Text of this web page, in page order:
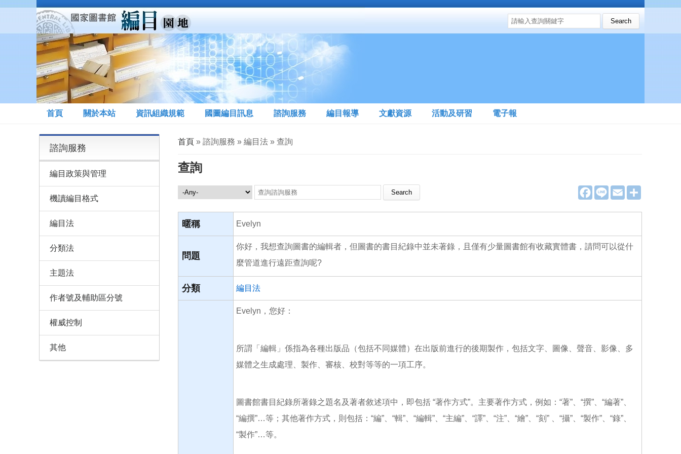
移至主內容
搜尋表單
Search this site
首頁 關於本站 資訊組織規範 國圖編目訊息 諮詢服務 編目報導 文獻資源 活動及研習 電子報
您在這裡
首頁» 諮詢服務 » 編目法 » 查詢
查詢
F
a
e
o
k
L
e
E
m
i
諮詢服務 Search this site
暱稱 Evelyn
問題
你好，我想查詢圖書的編輯者，但圖書的書目紀錄中並未著錄，且僅有少量圖書館有收藏實體書，請問可以從什
麼管道進行遠距查詢呢?
分類 編目法
Evelyn，您好：
所謂「編輯」係指為各種出版品（包括不同媒體）在出版前進行的後期製作，包括文字、圖像、聲音、影像、多
媒體之生成處理、製作、審核、校對等等的一項工序。
圖書館書目紀錄所著錄之題名及著者敘述項中，即包括 “著作方式”。主要著作方式，例如：“著”、“撰”、“編著”、
“編撰”…等；其他著作方式，則包括：“編”、“輯”、“編輯”、“主編”、“譯”、“注”、“繪”、“刻” 、“攝”、“製作”、“錄”、
“製作”…等。
諮詢服務
編目政策與管理
機讀編目格式
編目法
分類法
主題法
作者號及輔助區分號
權威控制
其他